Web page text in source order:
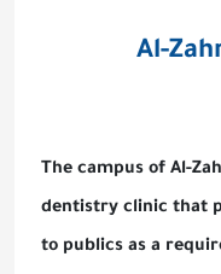
Al-
The campus of Al-
dentistry clinic that
to publics as a